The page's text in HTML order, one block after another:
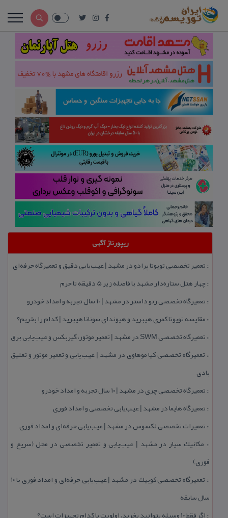
ریپورتاژ آگهی
:: تعمیر تخصصی تویوتا پرادو در مشهد | عیب‌یابی دقیق و تعمیرگاه حرفه‌ای
::چهار هتل‌ ستاره‌دار مشهد با فاصله زیر 5 دقیقه تا حرم
:: تعمیرگاه تخصصی رنو داستر در مشهد | ۱۰ سال تجربه و امداد خودرو
:: مقایسه تویوتا كمری هیبرید و هیوندای سوناتا هیبرید | كدام را بخریم؟
:: تعمیرگاه تخصصی SWM در مشهد | تعمیر موتور، گیربكس و عیب‌یابی برق
:: تعمیرگاه تخصصی كیا موهاوی در مشهد | عیب‌یابی و تعمیر موتور و تعلیق
بادی
:: تعمیرگاه تخصصی چری در مشهد | ۱۰ سال تجربه و امداد خودرو
:: تعمیرگاه هایما در مشهد | عیب‌یابی تخصصی و امداد فوری
:: تعمیرات تخصصی لكسوس در مشهد | عیب‌یابی حرفه‌ای و امداد فوری
:: مكانیك سیار در مشهد | عیب‌یابی و تعمیر تخصصی در محل (سریع و
فوری)
::
تعمیرگاه تخصصی كوییك در مشهد | عیب‌یابی حرفه‌ای و امداد فوری با ۱۰
سال سابقه
:: اگر فقط 10 وسیله بتوانید بخرید، اولویت با كدام تجهیزات است؟